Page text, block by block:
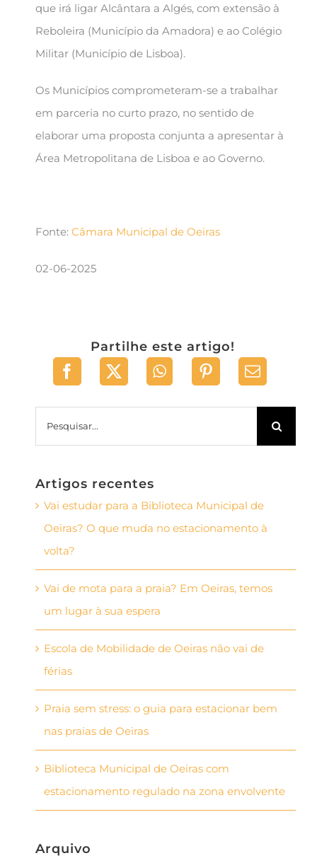
que irá ligar Alcântara a Algés, com extensão à
Reboleira (Município da Amadora) e ao Colégio
Militar (Município de Lisboa).
Os Municípios comprometeram-se a trabalhar
em parceria no curto prazo, no sentido de
elaborar uma proposta conjunta a apresentar à
Área Metropolitana de Lisboa e ao Governo.
Fonte: Câmara Municipal de Oeiras
02-06-2025
Partilhe este artigo!
Artigos recentes
Vai estudar para a Biblioteca Municipal de
Oeiras? O que muda no estacionamento à
volta?
Vai de mota para a praia? Em Oeiras, temos
um lugar à sua espera
Escola de Mobilidade de Oeiras não vai de
férias
Praia sem stress: o guia para estacionar bem
nas praias de Oeiras
Biblioteca Municipal de Oeiras com
estacionamento regulado na zona envolvente
Arquivo